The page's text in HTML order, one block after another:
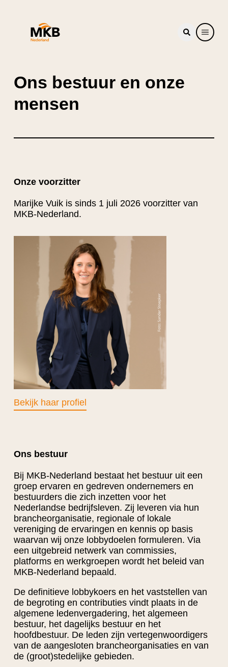
Ons bestuur en onze
mensen
Onze voorzitter
Marijke Vuik is sinds 1 juli 2026 voorzitter van
MKB-Nederland.
Bekijk haar profiel
Ons bestuur
Bij MKB-Nederland bestaat het bestuur uit een
groep ervaren en gedreven ondernemers en
bestuurders die zich inzetten voor het
Nederlandse bedrijfsleven. Zij leveren via hun
brancheorganisatie, regionale of lokale
vereniging de ervaringen en kennis op basis
waarvan wij onze lobbydoelen formuleren. Via
een uitgebreid netwerk van commissies,
platforms en werkgroepen wordt het beleid van
MKB-Nederland bepaald.
De definitieve lobbykoers en het vaststellen van
de begroting en contributies vindt plaats in de
algemene ledenvergadering, het algemeen
bestuur, het dagelijks bestuur en het
hoofdbestuur. De leden zijn vertegenwoordigers
van de aangesloten brancheorganisaties en van
de (groot)stedelijke gebieden.